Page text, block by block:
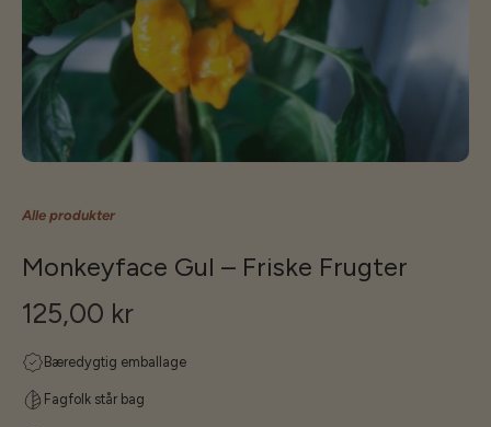
Alle produkter
Monkeyface Gul – Friske Frugter
125,00 kr
Bæredygtig emballage
Fagfolk står bag